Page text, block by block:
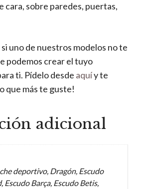
cara, sobre paredes, puertas,
uno de nuestros modelos no te
podemos crear el tuyo
ti. Pídelo desde aquíy te
que más te guste!
adicional
deportivo, Dragón, Escudo
Barça, Escudo Betis,